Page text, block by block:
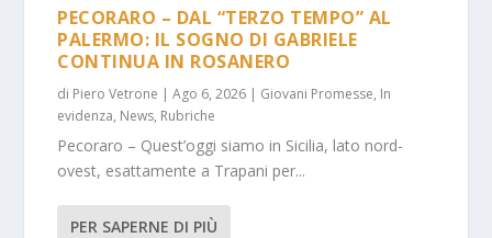
PECORARO – DAL “TERZO TEMPO” AL
PALERMO: IL SOGNO DI GABRIELE
CONTINUA IN ROSANERO
di Piero Vetrone |Ago 6, 2026 | Giovani Promesse, In
evidenza, News, Rubriche
Pecoraro – Quest’oggi siamo in Sicilia, lato nord-
ovest, esattamente a Trapani per...
PER SAPERNE DI PIÙ